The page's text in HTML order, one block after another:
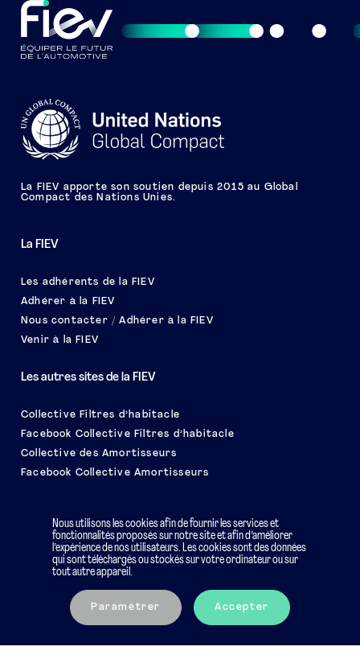
La FIEV
Les adhérents de la FIEV
Adhérer à la FIEV
Nous contacter / Adhérer à la FIEV
Venir à la FIEV
Les autres sites de la FIEV
Collective Filtres d’habitacle
Facebook Collective Filtres d’habitacle
Collective des Amortisseurs
Facebook Collective Amortisseurs
La FIEV apporte son soutien depuis 2015 au Global
Compact des Nations Unies.
Mentions légales Charte éthique
Nous utilisons les cookies afin de fournir les services et
fonctionnalités proposés sur notre site et afin d’améliorer
l’expérience de nos utilisateurs. Les cookies sont des données
qui sont téléchargés ou stockés sur votre ordinateur ou sur
tout autre appareil.
Paramétrer Accepter